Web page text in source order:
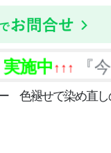
↑↑↑『今ある
色褪せで染め直し